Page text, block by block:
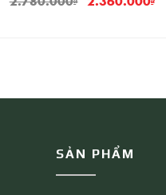
SẢN PHẨM